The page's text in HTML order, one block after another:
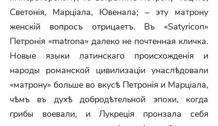
Светонія, Марціала, Ювенала; – эту матрону
женскій вопросъ отрицаетъ. Въ «Satyricon»
Петронія «matrona» далеко не почтенная кличка.
Новые языки латинскаго происхожденія и
народы романской цивилизаціи унаслѣдовали
«матрону» больше во вкусѣ Петронія и Марціала,
чѣмъ въ духѣ добродѣтельной эпохи, когда
грибы воевали, и Лукреція пронзала себя